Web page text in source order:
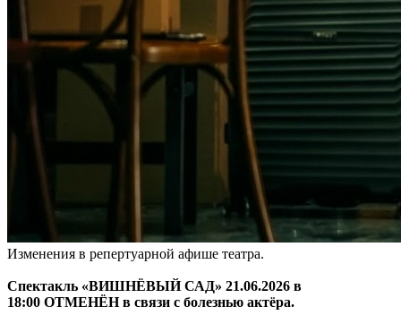
Изменения в репертуарной афише театра.
Спектакль «ВИШНЁВЫЙ САД» 21.06.2026 в
18:00 ОТМЕНЁН в связи с болезнью актёра.